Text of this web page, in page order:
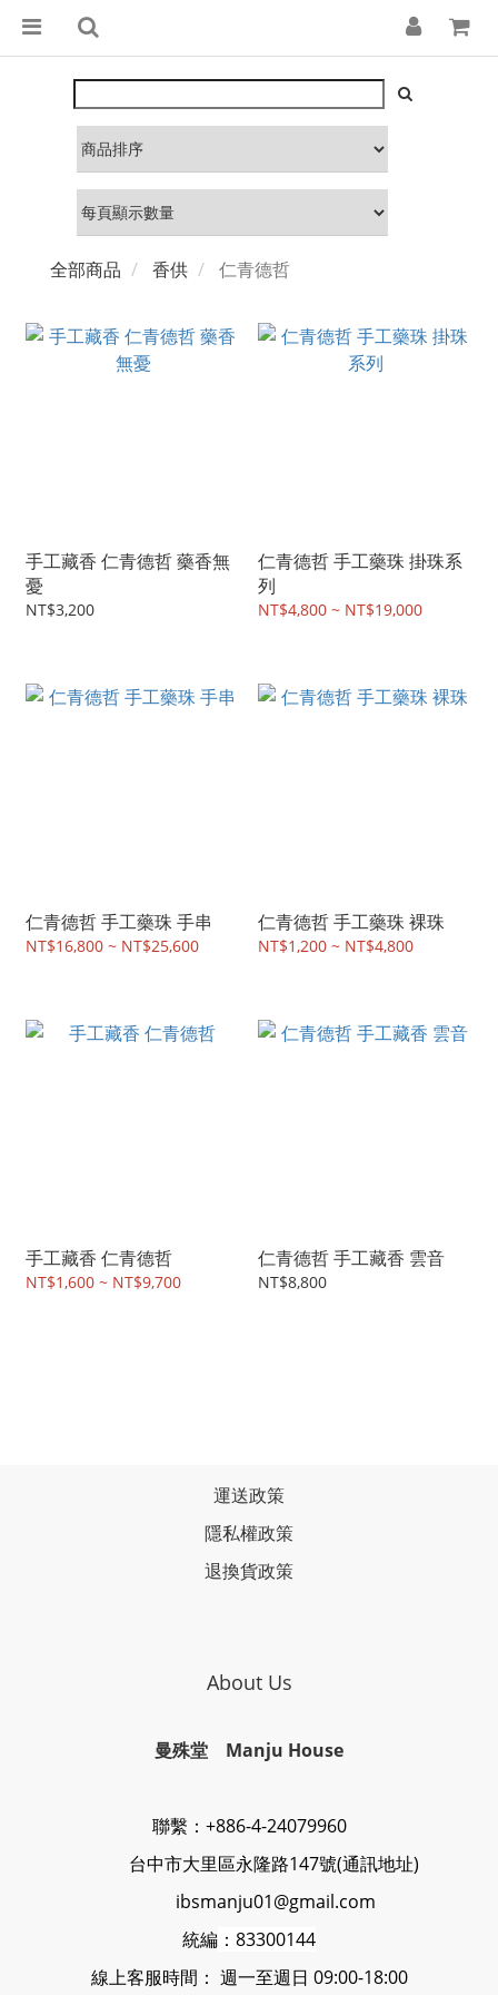
全部商品 香供 仁青德哲
手工藏香 仁青德哲 藥香無
憂
NT$3,200
仁青德哲 手工藥珠 掛珠系
列
NT$4,800 ~ NT$19,000
仁青德哲 手工藥珠 手串
NT$16,800 ~ NT$25,600
仁青德哲 手工藥珠 裸珠
NT$1,200 ~ NT$4,800
手工藏香 仁青德哲
NT$1,600 ~ NT$9,700
仁青德哲 手工藏香 雲音
NT$8,800
運送政策
隱私權政策
退換貨政策
About Us
曼殊堂 Manju House
聯繫：+886-4-24079960
台中市大里區永隆路147號(通訊地址)
ibsmanju01@gmail.com
統編 ：83300144
線上客服時間： 週一至週日 09:00-18:00